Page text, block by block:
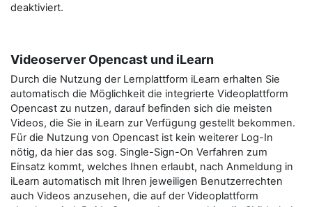
deaktiviert.
Videoserver Opencast und iLearn
Durch die Nutzung der Lernplattform iLearn erhalten Sie
automatisch die Möglichkeit die integrierte Videoplattform
Opencast zu nutzen, darauf befinden sich die meisten
Videos, die Sie in iLearn zur Verfügung gestellt bekommen.
Für die Nutzung von Opencast ist kein weiterer Log-In
nötig, da hier das sog. Single-Sign-On Verfahren zum
Einsatz kommt, welches Ihnen erlaubt, nach Anmeldung in
iLearn automatisch mit Ihren jeweiligen Benutzerrechten
auch Videos anzusehen, die auf der Videoplattform